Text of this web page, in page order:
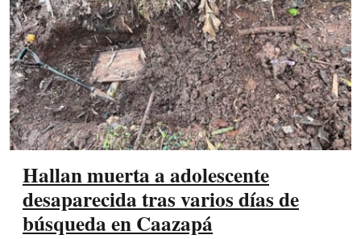
Hallan muerta a adolescente
desaparecida tras varios días de
búsqueda en Caazapá